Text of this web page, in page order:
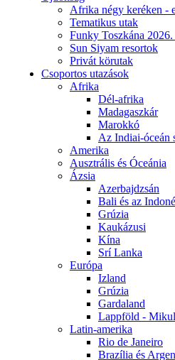
Afrika négy keréken -
Tematikus utak
Funky Toszkána
Sun Siyam resortok
Privát körutak
Csoportos utazások
Afrika
Dél-afrika
Madagaszkár
Marokkó
Az Indiai-óceán
Amerika
Ausztrális és Óceánia
Ázsia
Azerbajdzsán
Bali és az
Grúzia
Kaukázusi
Kína
Srí Lanka
Európa
Izland
Grúzia
Gardaland
Lappföld -
Latin-amerika
Rio de Janeiro
Brazília és